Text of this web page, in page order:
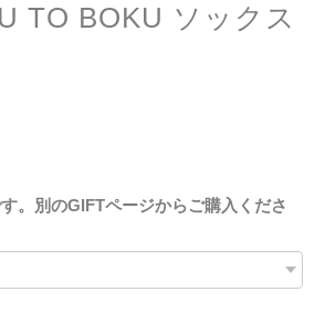
TO BOKU ソックス
。別のGIFTページからご購入くださ